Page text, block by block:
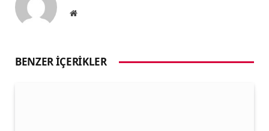
Website
BENZER İÇERIKLER